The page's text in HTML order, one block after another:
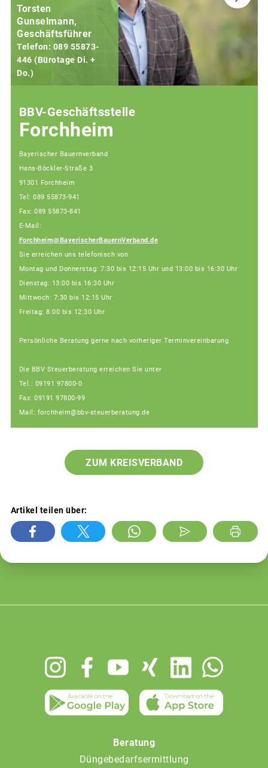
Torsten
Gunselmann,
Geschäftsführer
Telefon: 089 55873-
446 (Bürotage Di. +
Do.)
BBV-Geschäftsstelle
Forchheim
Bayerischer Bauernverband
Hans-Böckler-Straße 3
91301 Forchheim
Tel: 089 55873-941
Fax: 089 55873-841
E-Mail:
Forchheim@BayerischerBauernVerband.de
Sie erreichen uns telefonisch von
Montag und Donnerstag: 7:30 bis 12:15 Uhr und 13:00 bis 16:30 Uhr
Dienstag: 13:00 bis 16:30 Uhr
Mittwoch: 7:30 bis 12:15 Uhr
Freitag: 8:00 bis 12:30 Uhr
Persönliche Beratung gerne nach vorheriger Terminvereinbarung
Die BBV Steuerberatung erreichen Sie unter
Tel.: 09191 97800-0
Fax: 09191 97800-99
Mail: forchheim@bbv-steuerberatung.de
ZUM KREISVERBAND
Artikel teilen über:
Beratung
Düngebedarfsermittlung